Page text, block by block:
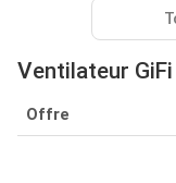
Ventilateur
Offre